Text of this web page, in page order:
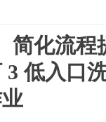
简化流程
3 低入口